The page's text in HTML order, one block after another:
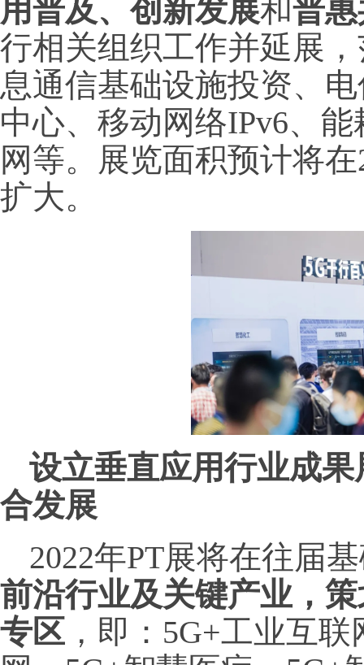
用普及、创新发展和普
行相关组织工作并延展
息通信基础设施投资、
中心、移动网络IPv6、
网等。展览面积预计将
扩大。
设立垂直应用行业成
合发展
2022年PT展将在往届
前沿行业及关键产业，
专区 ，即：5G+工业互